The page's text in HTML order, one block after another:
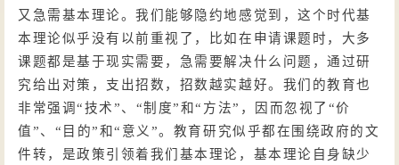
又急需基本理论。我们能够隐约地感觉到，这个时代基
本理论似乎没有以前重视了，比如在申请课题时，大多
课题都是基于现实需要，急需要解决什么问题，通过研
究给出对策，支出招数，招数越实越好。我们的教育也
非常强调“技术”、“制度”和“方法”，因而忽视了“价
值”、“目的”和“意义”。教育研究似乎都在围绕政府的文
件转，是政策引领着我们基本理论，基本理论自身缺少